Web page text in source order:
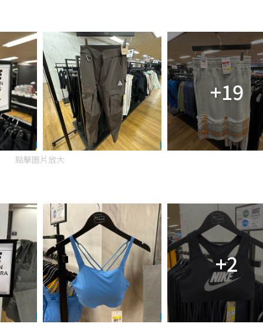
+19
點擊圖片放大
+2